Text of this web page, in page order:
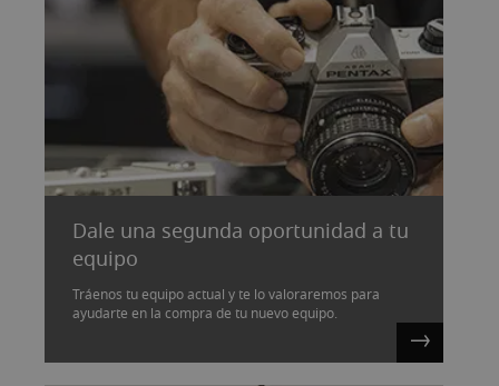
Dale una segunda oportunidad a tu
equipo
Tráenos tu equipo actual y te lo valoraremos para
ayudarte en la compra de tu nuevo equipo.